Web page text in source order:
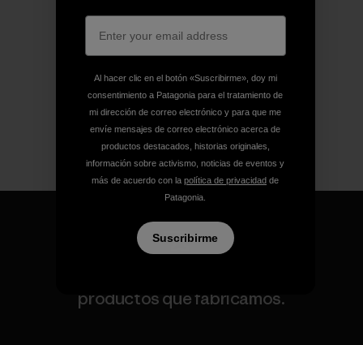
productos que fabricamos.
Al hacer clic en el botón «Suscribirme», doy mi
consentimiento a Patagonia para el tratamiento de
mi dirección de correo electrónico y para que me
envíe mensajes de correo electrónico acerca de
productos destacados, historias originales,
información sobre activismo, noticias de eventos y
más de acuerdo con la política de privacidad de
Patagonia.
Suscribirme